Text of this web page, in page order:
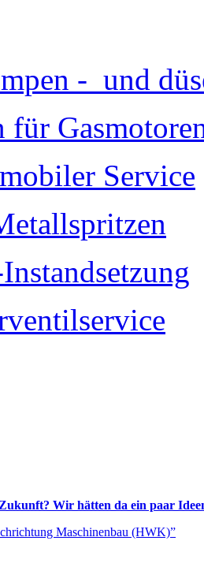
- und
für
Service
Wir hätten da ein paar
Maschinenbau (HWK)”